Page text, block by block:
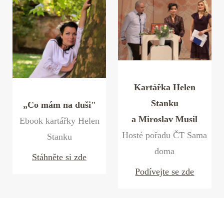
„Co mám na duši"
Ebook kartářky Helen
Stanku
Stáhněte si zde
Kartářka Helen
Stanku
a Miroslav Musil
Hosté pořadu ČT Sama
doma
Podívejte se zde